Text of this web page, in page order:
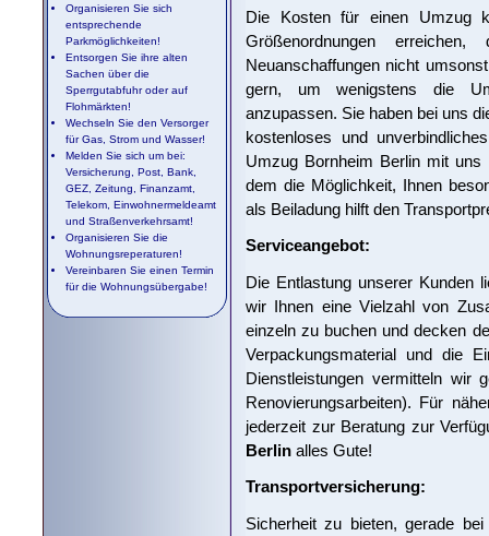
Die Kosten für einen Umzug
Größenordnungen
Neuanschaffungen nicht
gern, um wenigstens die
anzupassen. Sie haben bei uns
kostenloses und
Umzug Bornheim Berlin mit
dem die Möglichkeit, Ihnen
als Beiladung hilft den
Serviceangebot:
Die Entlastung unserer Kunden
wir Ihnen eine Vielzahl von
einzeln zu buchen und decken
Verpackungsmaterial und die
Dienstleistungen vermitteln wir
Renovierungsarbeiten). Für
jederzeit zur Beratung zur
Berlin alles Gute!
Transportversicherung:
Sicherheit zu bieten, gerade
Organisieren Sie sich
entsprechende
Parkmöglichkeiten!
Entsorgen Sie ihre alten
Sachen über die
Sperrgutabfuhr oder auf
Flohmärkten!
Wechseln Sie den Versorger
für Gas, Strom und Wasser!
Melden Sie sich um bei:
Versicherung, Post, Bank,
GEZ, Zeitung, Finanzamt,
Telekom, Einwohnermeldeamt
und Straßenverkehrsamt!
Organisieren Sie die
Wohnungsreperaturen!
Vereinbaren Sie einen Termin
für die Wohnungsübergabe!